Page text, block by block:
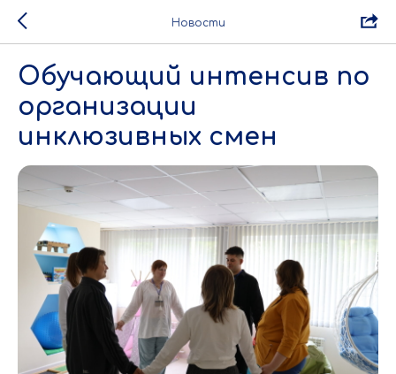
Новости
Обучающий интенсив по
организации
инклюзивных смен